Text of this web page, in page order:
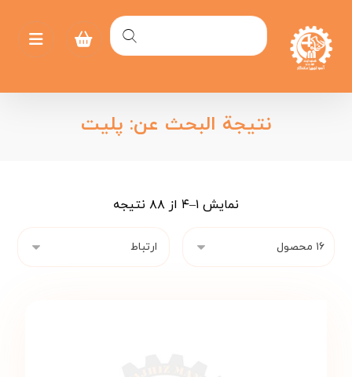
نتيجة البحث عن: پلیت
نمایش ۱–۴ از ۸۸ نتیجه